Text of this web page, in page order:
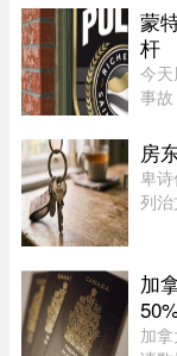
雨
的
蒙
杆
今
事
故
房
卑
列
闲
加
加